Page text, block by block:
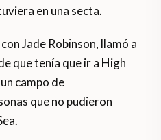
en una secta.
Jade Robinson, llamó a
que tenía que ir a High
campo de
que no pudieron